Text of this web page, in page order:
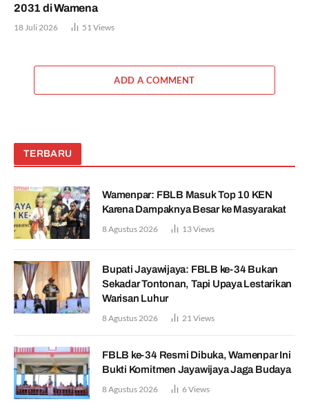
2031 di Wamena
18 Juli 2026 51 Views
ADD A COMMENT
TERBARU
Wamenpar: FBLB Masuk Top 10 KEN
Karena Dampaknya Besar ke Masyarakat
8 Agustus 2026 13Views
Bupati Jayawijaya: FBLB ke-34 Bukan
Sekadar Tontonan, Tapi Upaya Lestarikan
Warisan Luhur
8 Agustus 2026 21 Views
FBLB ke-34 Resmi Dibuka, Wamenpar Ini
Bukti Komitmen Jayawijaya Jaga Budaya
8 Agustus 2026 6Views